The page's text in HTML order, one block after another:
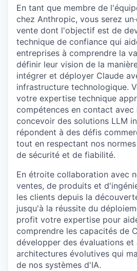
En tant que membre de
chez Anthropic, vous serez
vente dont l'objectif est de
technique de confiance qui
entreprises à comprendre la
définir leur vision de la
intégrer et déployer Claude
infrastructure technologique.
votre expertise technique
compétences en contact
concevoir des solutions LLM
répondent à des défis
tout en respectant nos
de sécurité et de fiabilité.
En étroite collaboration avec
ventes, de produits et
les clients depuis la
jusqu'à la réussite du
profit votre expertise pour
comprendre les capacités de
développer des évaluations
architectures évolutives qui
de nos systèmes d'IA.